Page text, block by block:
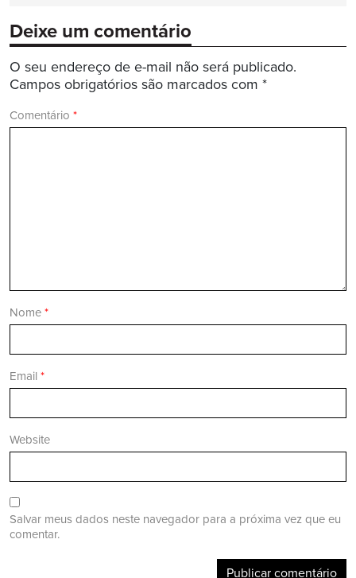
Deixe um comentário
O seu endereço de e-mail não será publicado.
Campos obrigatórios são marcados com *
Comentário *
Nome *
Email *
Website
Salvar meus dados neste navegador para a próxima vez que eu
comentar.